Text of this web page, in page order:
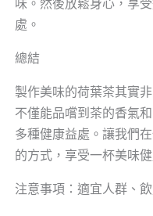
味。然後放鬆身心，享
處。
總結
製作美味的荷葉茶其實
不僅能品嚐到茶的香氣
多種健康益處。讓我們
的方式，享受一杯美味
注意事項：適宜人群、